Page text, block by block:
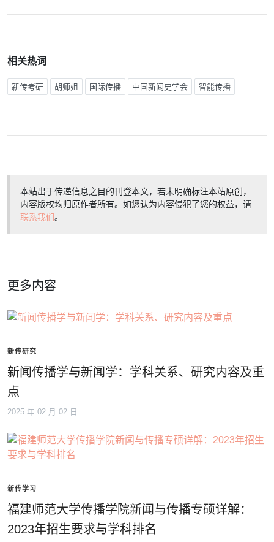
相关热词
新传考研 胡师姐 国际传播 中国新闻史学会 智能传播
本站出于传递信息之目的刊登本文，若未明确标注本站原创，
内容版权均归原作者所有。如您认为内容侵犯了您的权益，请
联系我们。
更多内容
新传研究
新闻传播学与新闻学：学科关系、研究内容及重
点
2025 年 02 月 02 日
新传学习
福建师范大学传播学院新闻与传播专硕详解：
2023年招生要求与学科排名